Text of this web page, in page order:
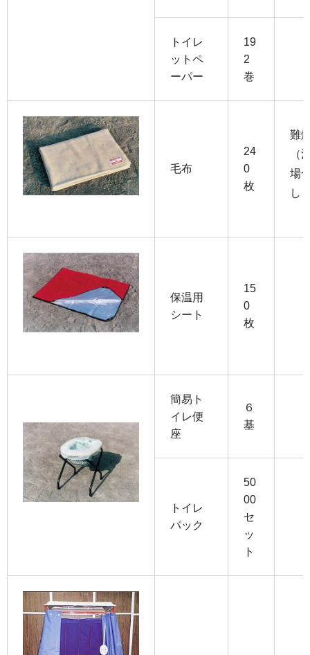
トイレ
ットペ
ーパー
19
2
巻
毛布
24
0
枚
難
（
場
し
保温用
シート
15
0
枚
簡易ト
イレ便
座
６
基
トイレ
パック
50
00
セ
ッ
ト